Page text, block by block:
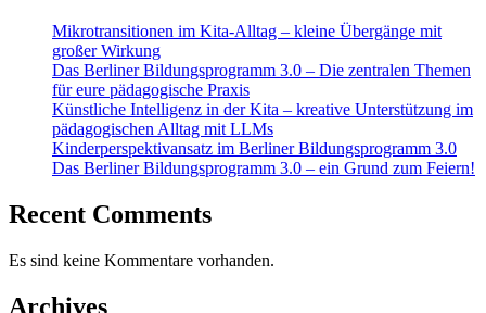
Mikrotransitionen im Kita-Alltag – kleine Übergänge mit
großer Wirkung
Das Berliner Bildungsprogramm 3.0 – Die zentralen Themen
für eure pädagogische Praxis
Künstliche Intelligenz in der Kita – kreative Unterstützung im
pädagogischen Alltag mit LLMs
Kinderperspektivansatz im Berliner Bildungsprogramm 3.0
Das Berliner Bildungsprogramm 3.0 – ein Grund zum Feiern!
Recent Comments
Es sind keine Kommentare vorhanden.
Archives